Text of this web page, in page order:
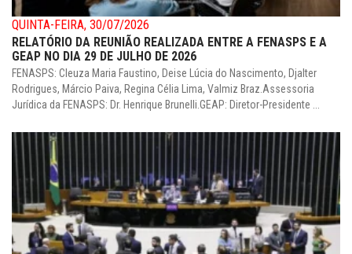
QUINTA-FEIRA, 30/07/2026
RELATÓRIO DA REUNIÃO REALIZADA ENTRE A FENASPS E A
GEAP NO DIA 29 DE JULHO DE 2026
FENASPS: Cleuza Maria Faustino, Deise Lúcia do Nascimento, Djalter
Rodrigues, Márcio Paiva, Regina Célia Lima, Valmiz Braz.Assessoria
Jurídica da FENASPS: Dr. Henrique Brunelli.GEAP: Diretor-Presidente ...